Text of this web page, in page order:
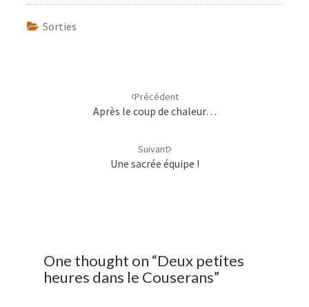
Sorties
Précédent
Après le coup de chaleur…
Suivant
Une sacrée équipe !
One thought on “Deux petites
heures dans le Couserans”